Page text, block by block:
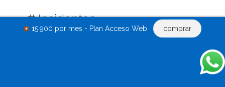
15.900 por mes - Plan Acceso Web comprar
#Incidentes